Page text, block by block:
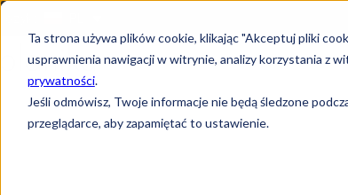
Ta strona używa plików cookie, klikając "Akceptuj pliki
usprawnienia nawigacji w witrynie, analizy korzystania z
prywatności.
Jeśli odmówisz, Twoje informacje nie będą śledzone
przeglądarce, aby zapamiętać to ustawienie.